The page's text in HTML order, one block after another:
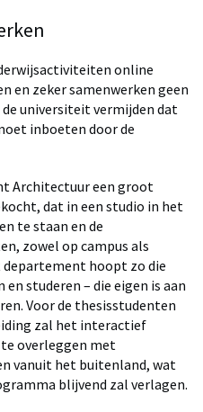
online
en zeker samenwerken geen
universiteit vermijden dat
inboeten door de
Architectuur een groot
dat in een studio in het
te staan en de
zowel op campus als
hoopt zo die
studeren – die eigen is aan
Voor de thesisstudenten
zal het interactief
overleggen met
vanuit het buitenland, wat
blijvend zal verlagen.